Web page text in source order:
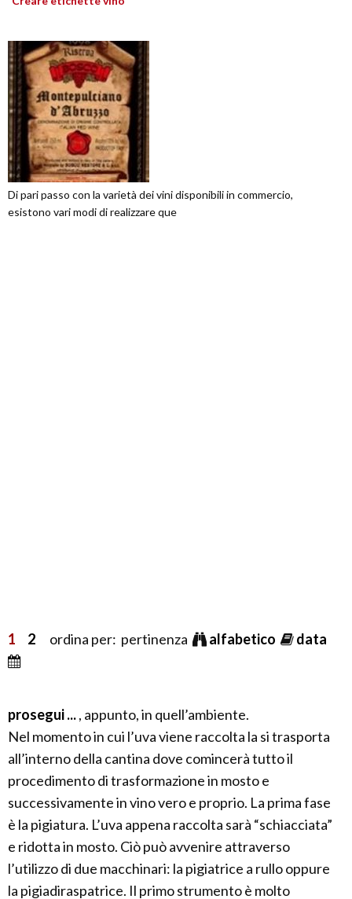
Di pari passo con la varietà dei vini disponibili in commercio,
esistono vari modi di realizzare que
1 2 ordina per: pertinenza alfabetico data
prosegui ..., appunto, in quell’ambiente.
Nel momento in cui l’uva viene raccolta la si trasporta
all’interno della cantina dove comincerà tutto il
procedimento di trasformazione in mosto e
successivamente in vino vero e proprio. La prima fase
è la pigiatura. L’uva appena raccolta sarà “schiacciata”
e ridotta in mosto. Ciò può avvenire attraverso
l’utilizzo di due macchinari: la pigiatrice a rullo oppure
la pigiadiraspatrice. Il primo strumento è molto